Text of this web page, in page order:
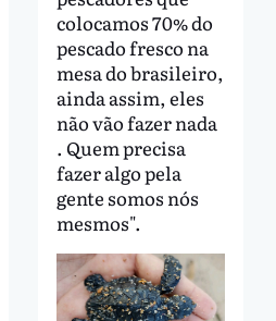
colocamos 70% do
pescado fresco na
mesa do brasileiro,
ainda assim, eles
não vão fazer nada
. Quem precisa
fazer algo pela
gente somos nós
mesmos".